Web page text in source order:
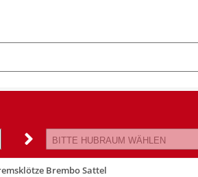
BITTE HUBRAUM WÄHLEN
Brembo Sattel